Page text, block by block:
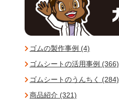
ゴムの製作事例 (4)
ゴムシートの活用事例 (366)
ゴムシートのうんちく (284)
商品紹介 (321)